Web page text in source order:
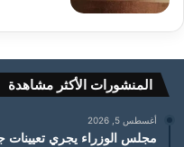
المنشورات الأكثر مشاهدة
أغسطس 5, 2026
مجلس الوزراء يجري تعيينات